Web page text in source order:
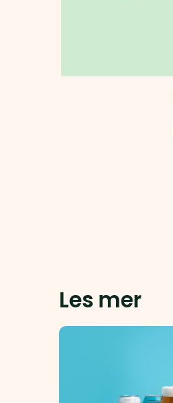
Les mer